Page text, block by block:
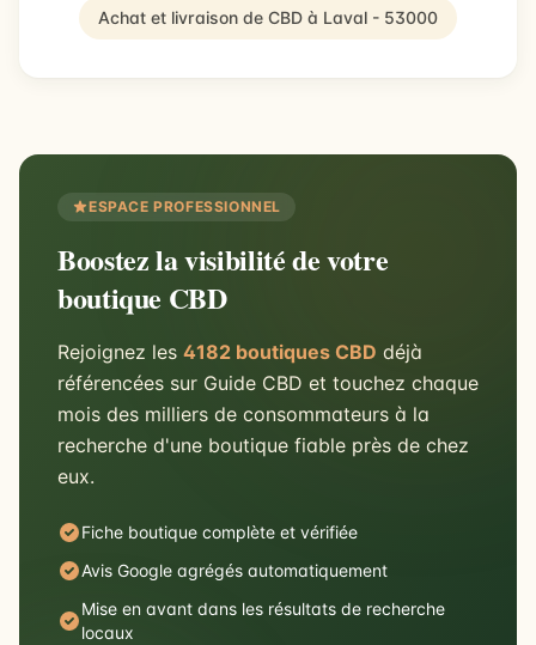
Achat et livraison de CBD à Laval - 53000
ESPACE PROFESSIONNEL
Boostez la visibilité de votre
boutique CBD
Rejoignez les 4182 boutiques CBD déjà
référencées sur Guide CBD et touchez chaque
mois des milliers de consommateurs à la
recherche d'une boutique fiable près de chez
eux.
Fiche boutique complète et vérifiée
Avis Google agrégés automatiquement
Mise en avant dans les résultats de recherche
locaux